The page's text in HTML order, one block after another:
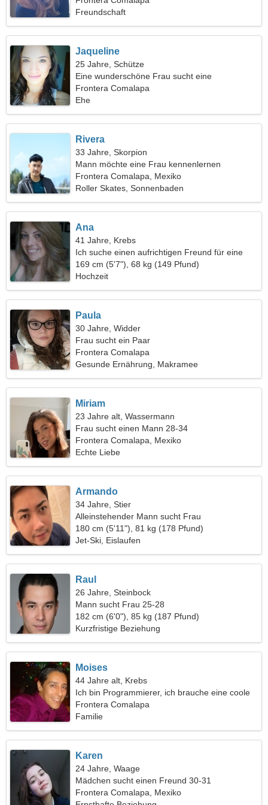
Freundschaft
Jaqueline
25 Jahre, Schütze
Eine wunderschöne Frau sucht eine
leidenschaftliche Beziehung
Frontera Comalapa
Ehe
Rivera
33 Jahre, Skorpion
Mann möchte eine Frau kennenlernen
Frontera Comalapa, Mexiko
Roller Skates, Sonnenbaden
Ana
41 Jahre, Krebs
Ich suche einen aufrichtigen Freund für eine
gemeinsame Reise
169 cm (5'7"), 68 kg (149 Pfund)
Hochzeit
Paula
30 Jahre, Widder
Frau sucht ein Paar
Frontera Comalapa
Gesunde Ernährung, Makramee
Miriam
23 Jahre alt, Wassermann
Frau sucht einen Mann 28-34
Frontera Comalapa, Mexiko
Echte Liebe
Armando
34 Jahre, Stier
Alleinstehender Mann sucht Frau
180 cm (5'11"), 81 kg (178 Pfund)
Jet-Ski, Eislaufen
Raul
26 Jahre, Steinbock
Mann sucht Frau 25-28
182 cm (6'0"), 85 kg (187 Pfund)
Kurzfristige Beziehung
Moises
44 Jahre alt, Krebs
Ich bin Programmierer, ich brauche eine coole
Frau
Frontera Comalapa
Familie
Karen
24 Jahre, Waage
Mädchen sucht einen Freund 30-31
Frontera Comalapa, Mexiko